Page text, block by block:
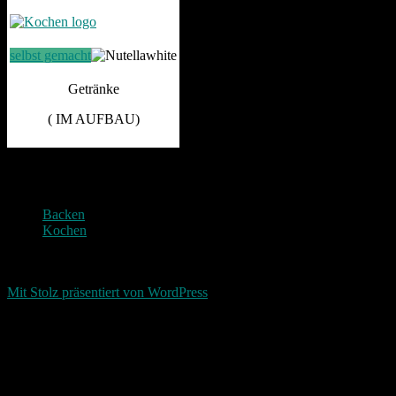
selbst gemacht
Getränke
( IM AUFBAU)
Backen
Kochen
Mit Stolz präsentiert von WordPress